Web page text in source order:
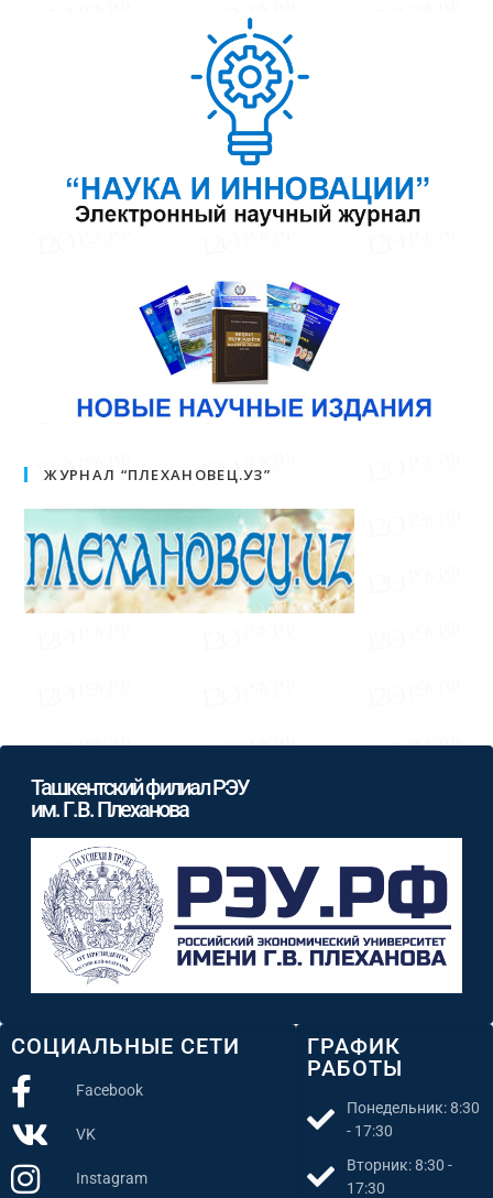
ЖУРНАЛ “ПЛЕХАНОВЕЦ.УЗ”
ГРАФИК
РАБОТЫ
Понедельник: 8:30
- 17:30
Вторник: 8:30 -
17:30
СОЦИАЛЬНЫЕ СЕТИ
Facebook
VK
Instagram
Ташкентский филиал РЭУ
им. Г.В. Плеханова